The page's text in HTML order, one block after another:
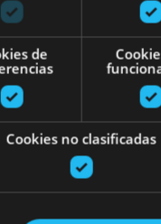
de
Cookies no clasificadas